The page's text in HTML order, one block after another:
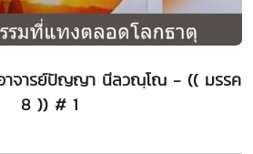
าจารย์ปัญญา นีลวณฺโณ - (( มรรค
8 )) # 1